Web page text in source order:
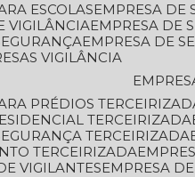
ESCOLAS
EMPRESA
VIGILÂNCIA
EMPRESA DE
EMPRESA DE
VIGILÂNCIA
PRÉDIOS
TERCEIRIZADA
TERCEIRIZADA
TERCEIRIZADA
VIGILANTES
EMPRESA